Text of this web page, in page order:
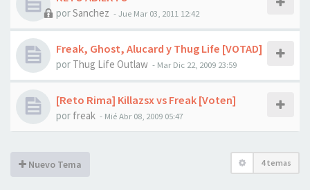
porSanchez -Jue Mar 03, 2011 12:42
Freak, Ghost, Alucard y Thug Life [VOTAD]
por Thug Life Outlaw - Mar Dic 22, 2009 23:59
[Reto Rima] Killazsx vs Freak [Voten]
por freak - Mié Abr 08, 2009 05:47
Nuevo Tema 4 temas